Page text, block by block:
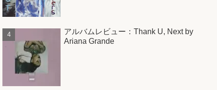
アルバムレビュー：Thank U, Next by
Ariana Grande